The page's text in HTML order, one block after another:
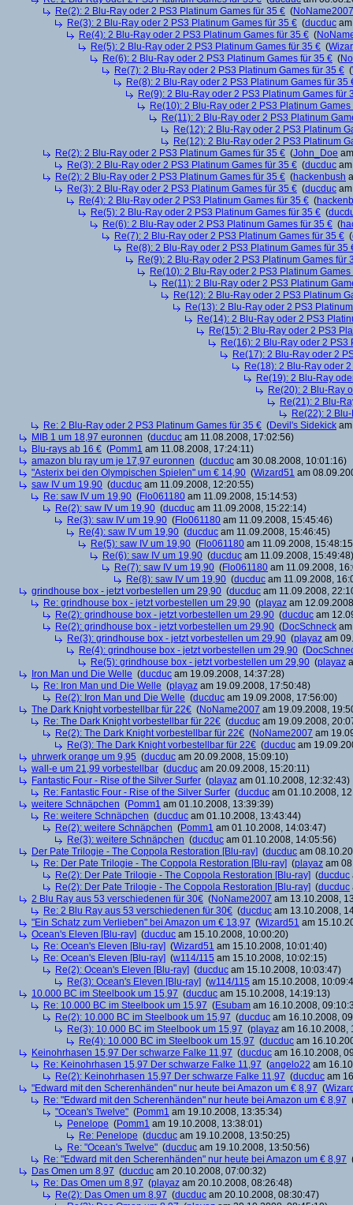
Re(2): 2 Blu-Ray oder 2 PS3 Platinum Games für 35 € (NoName2007
Re(3): 2 Blu-Ray oder 2 PS3 Platinum Games für 35 € (ducduc
Re(4): 2 Blu-Ray oder 2 PS3 Platinum Games für 35 € (
Re(5): 2 Blu-Ray oder 2 PS3 Platinum Games für 35 € (
Re(6): 2 Blu-Ray oder 2 PS3 Platinum Games für 35 € (
Re(7): 2 Blu-Ray oder 2 PS3 Platinum Games für 35 € (
Re(8): 2 Blu-Ray oder 2 PS3 Platinum Games für 35
Re(9): 2 Blu-Ray oder 2 PS3 Platinum Games für
Re(10): 2 Blu-Ray oder 2 PS3 Platinum Games
Re(11): 2 Blu-Ray oder 2 PS3 Platinum
Re(12): 2 Blu-Ray oder 2 PS3 Platinum
Re(12): 2 Blu-Ray oder 2 PS3 Platinum
Re(2): 2 Blu-Ray oder 2 PS3 Platinum Games für 35 € (John_Doe
Re(3): 2 Blu-Ray oder 2 PS3 Platinum Games für 35 € (ducduc
Re(2): 2 Blu-Ray oder 2 PS3 Platinum Games für 35 € (hackenbush
Re(3): 2 Blu-Ray oder 2 PS3 Platinum Games für 35 € (ducduc
Re(4): 2 Blu-Ray oder 2 PS3 Platinum Games für 35 € (
Re(5): 2 Blu-Ray oder 2 PS3 Platinum Games für 35 € (
Re(6): 2 Blu-Ray oder 2 PS3 Platinum Games für 35 € (
Re(7): 2 Blu-Ray oder 2 PS3 Platinum Games für 35 € (
Re(8): 2 Blu-Ray oder 2 PS3 Platinum Games für 35
Re(9): 2 Blu-Ray oder 2 PS3 Platinum Games für
Re(10): 2 Blu-Ray oder 2 PS3 Platinum Games
Re(11): 2 Blu-Ray oder 2 PS3 Platinum
Re(12): 2 Blu-Ray oder 2 PS3 Platinum
Re(13): 2 Blu-Ray oder 2 PS3
Re(14): 2 Blu-Ray oder 2 PS3
Re(15): 2 Blu-Ray oder 2 PS3
Re(16): 2 Blu-Ray oder 2 PS3
Re(17): 2 Blu-Ray oder 2
Re(18): 2 Blu-Ray oder
Re(19): 2 Blu-Ray
Re(20): 2 Blu-Ray
Re(21): 2 Blu-
Re(22): 2
Re: 2 Blu-Ray oder 2 PS3 Platinum Games für 35 € (Devil's Sidekick
MIB 1 um 18,97 euronnen (ducduc am 11.08.2008, 17:02:56)
Blu-rays ab 16 € (Pomm1 am 11.08.2008, 17:24:11)
amazon blu ray um je 17,97 euronnen (ducduc am 30.08.2008, 10:01:16)
"Asterix bei den Olympischen Spielen" um € 14,90 (Wizard51 am
saw IV um 19,90 (ducduc am 11.09.2008, 12:20:55)
Re: saw IV um 19,90 (Flo061180 am 11.09.2008, 15:14:53)
Re(2): saw IV um 19,90 (ducduc am 11.09.2008, 15:22:14)
Re(3): saw IV um 19,90 (Flo061180 am 11.09.2008, 15:45:46)
Re(4): saw IV um 19,90 (ducduc am 11.09.2008, 15:46:45)
Re(5): saw IV um 19,90 (Flo061180 am 11.09.2008,
Re(6): saw IV um 19,90 (ducduc am 11.09.2008, 15:49:48)
Re(7): saw IV um 19,90 (Flo061180 am 11.09.2008,
Re(8): saw IV um 19,90 (ducduc am 11.09.2008,
grindhouse box - jetzt vorbestellen um 29,90 (ducduc am 11.09.2008,
Re: grindhouse box - jetzt vorbestellen um 29,90 (playaz am
Re(2): grindhouse box - jetzt vorbestellen um 29,90 (ducduc am
Re(2): grindhouse box - jetzt vorbestellen um 29,90 (DocSchneck
Re(3): grindhouse box - jetzt vorbestellen um 29,90 (playaz am
Re(4): grindhouse box - jetzt vorbestellen um 29,90 (
Re(5): grindhouse box - jetzt vorbestellen um 29,90 (playaz
Iron Man und Die Welle (ducduc am 19.09.2008, 14:37:28)
Re: Iron Man und Die Welle (playaz am 19.09.2008, 17:50:48)
Re(2): Iron Man und Die Welle (ducduc am 19.09.2008, 17:56:00)
The Dark Knight vorbestellbar für 22€ (NoName2007 am 19.09.2008,
Re: The Dark Knight vorbestellbar für 22€ (ducduc am 19.09.2008,
Re(2): The Dark Knight vorbestellbar für 22€ (NoName2007 am
Re(3): The Dark Knight vorbestellbar für 22€ (ducduc am
uhrwerk orange um 9,95 (ducduc am 20.09.2008, 15:09:10)
wall-e um 21,99 vorbestellbar (ducduc am 20.09.2008, 15:20:11)
Fantastic Four - Rise of the Silver Surfer (playaz am 01.10.2008, 12:32:43)
Re: Fantastic Four - Rise of the Silver Surfer (ducduc am 01.10.2008,
weitere Schnäpchen (Pomm1 am 01.10.2008, 13:39:39)
Re: weitere Schnäpchen (ducduc am 01.10.2008, 13:43:44)
Re(2): weitere Schnäpchen (Pomm1 am 01.10.2008, 14:03:47)
Re(3): weitere Schnäpchen (ducduc am 01.10.2008, 14:05:56)
Der Pate Trilogie - The Coppola Restoration [Blu-ray] (ducduc am
Re: Der Pate Trilogie - The Coppola Restoration [Blu-ray] (playaz am
Re(2): Der Pate Trilogie - The Coppola Restoration [Blu-ray] (ducduc
Re(2): Der Pate Trilogie - The Coppola Restoration [Blu-ray] (ducduc
2 Blu Ray aus 53 verschiedenen für 30€ (NoName2007 am 13.10.2008,
Re: 2 Blu Ray aus 53 verschiedenen für 30€ (ducduc am 13.10.2008,
"Ein Schatz zum Verlieben" bei Amazon um € 13,97 (Wizard51 am
Ocean's Eleven [Blu-ray] (ducduc am 15.10.2008, 10:00:20)
Re: Ocean's Eleven [Blu-ray] (Wizard51 am 15.10.2008, 10:01:40)
Re: Ocean's Eleven [Blu-ray] (w114/115 am 15.10.2008, 10:02:15)
Re(2): Ocean's Eleven [Blu-ray] (ducduc am 15.10.2008, 10:03:47)
Re(3): Ocean's Eleven [Blu-ray] (w114/115 am 15.10.2008,
10.000 BC im Steelbook um 15,97 (ducduc am 15.10.2008, 14:19:13)
Re: 10.000 BC im Steelbook um 15,97 (Esubam am 16.10.2008,
Re(2): 10.000 BC im Steelbook um 15,97 (ducduc am 16.10.2008,
Re(3): 10.000 BC im Steelbook um 15,97 (playaz am 16.10.2008,
Re(4): 10.000 BC im Steelbook um 15,97 (ducduc am
Keinohrhasen 15,97 Der schwarze Falke 11,97 (ducduc am 16.10.2008,
Re: Keinohrhasen 15,97 Der schwarze Falke 11,97 (angelo22 am
Re(2): Keinohrhasen 15,97 Der schwarze Falke 11,97 (ducduc am
"Edward mit den Scherenhänden" nur heute bei Amazon um € 8,97 (
Re: "Edward mit den Scherenhänden" nur heute bei Amazon um € 8,97
"Ocean's Twelve" (Pomm1 am 19.10.2008, 13:35:34)
Penelope (Pomm1 am 19.10.2008, 13:38:01)
Re: Penelope (ducduc am 19.10.2008, 13:50:25)
Re: "Ocean's Twelve" (ducduc am 19.10.2008, 13:50:56)
Re: "Edward mit den Scherenhänden" nur heute bei Amazon um € 8,97
Das Omen um 8,97 (ducduc am 20.10.2008, 07:00:32)
Re: Das Omen um 8,97 (playaz am 20.10.2008, 08:26:48)
Re(2): Das Omen um 8,97 (ducduc am 20.10.2008, 08:30:47)